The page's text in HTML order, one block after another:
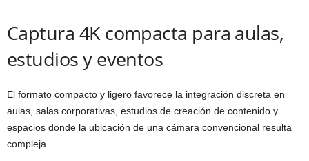
Captura 4K compacta para aulas,
estudios y eventos
El formato compacto y ligero favorece la integración discreta en
aulas, salas corporativas, estudios de creación de contenido y
espacios donde la ubicación de una cámara convencional resulta
compleja.